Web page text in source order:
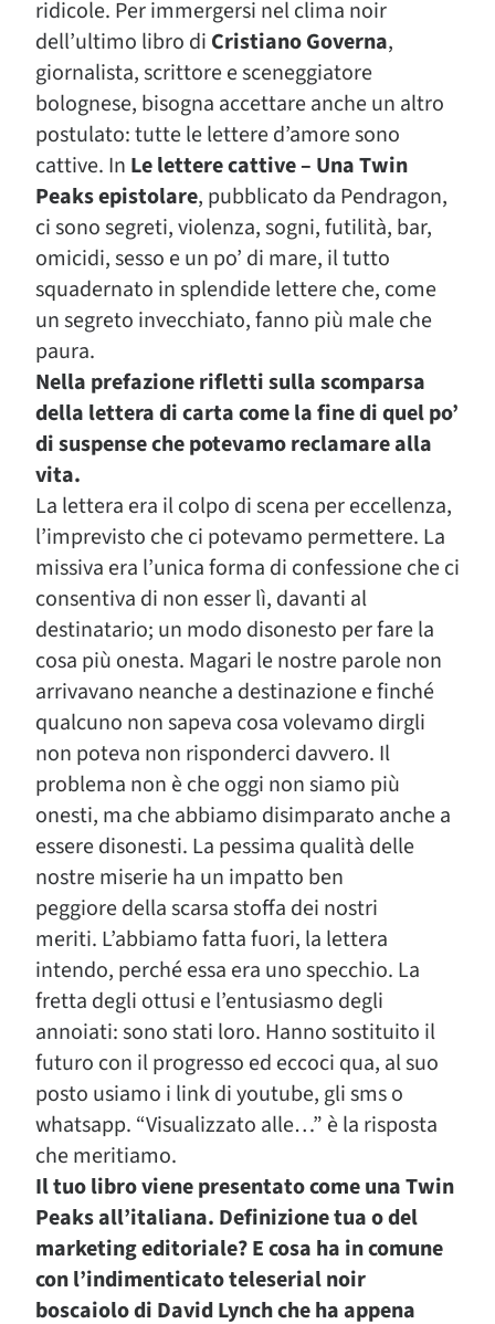
ridicole. Per immergersi nel clima noir
dell’ultimo libro di Cristiano Governa,
giornalista, scrittore e sceneggiatore
bolognese, bisogna accettare anche un altro
postulato: tutte le lettere d’amore sono
cattive. In Le lettere cattive – Una Twin
Peaks epistolare, pubblicato da Pendragon,
ci sono segreti, violenza, sogni, futilità, bar,
omicidi, sesso e un po’ di mare, il tutto
squadernato in splendide lettere che, come
un segreto invecchiato, fanno più male che
paura.
Nella prefazione rifletti sulla scomparsa
della lettera di carta come la fine di quel po’
di suspense che potevamo reclamare alla
vita.
La lettera era il colpo di scena per eccellenza,
l’imprevisto che ci potevamo permettere. La
missiva era l’unica forma di confessione che ci
consentiva di non esser lì, davanti al
destinatario; un modo disonesto per fare la
cosa più onesta. Magari le nostre parole non
arrivavano neanche a destinazione e finché
qualcuno non sapeva cosa volevamo dirgli
non poteva non risponderci davvero. Il
problema non è che oggi non siamo più
onesti, ma che abbiamo disimparato anche a
essere disonesti. La pessima qualità delle
nostre miserie ha un impatto ben
peggiore della scarsa stoffa dei nostri
meriti. L’abbiamo fatta fuori, la lettera
intendo, perché essa era uno specchio. La
fretta degli ottusi e l’entusiasmo degli
annoiati: sono stati loro. Hanno sostituito il
futuro con il progresso ed eccoci qua, al suo
posto usiamo i link di youtube, gli sms o
whatsapp. “Visualizzato alle…” è la risposta
che meritiamo.
Il tuo libro viene presentato come una Twin
Peaks all’italiana. Definizione tua o del
marketing editoriale? E cosa ha in comune
con l’indimenticato teleserial noir
boscaiolo di David Lynch che ha appena